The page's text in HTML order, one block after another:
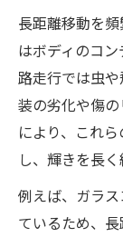
長距離移動を
はボディのコ
路走行では虫
装の劣化や傷
により、これ
し、輝きを長く
例えば、ガラ
ているため、